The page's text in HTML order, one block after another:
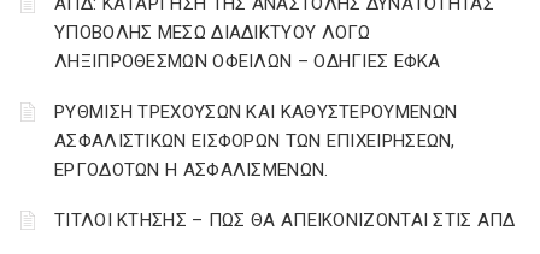
ΥΠΟΒΟΛΗΣ ΜΕΣΩ ΔΙΑΔΙΚΤΥΟΥ ΛΟΓΩ
ΛΗΞΙΠΡΟΘΕΣΜΩΝ ΟΦΕΙΛΩΝ – ΟΔΗΓΙΕΣ ΕΦΚΑ
ΡΥΘΜΙΣΗ ΤΡΕΧΟΥΣΩΝ ΚΑΙ ΚΑΘΥΣΤΕΡΟΥΜΕΝΩΝ
ΑΣΦΑΛΙΣΤΙΚΩΝ ΕΙΣΦΟΡΩΝ ΤΩΝ ΕΠΙΧΕΙΡΗΣΕΩΝ,
ΕΡΓΟΔΟΤΩΝ Η ΑΣΦΑΛΙΣΜΕΝΩΝ.
ΤΙΤΛΟΙ ΚΤΗΣΗΣ – ΠΩΣ ΘΑ ΑΠΕΙΚΟΝΙΖΟΝΤΑΙ ΣΤΙΣ ΑΠΔ